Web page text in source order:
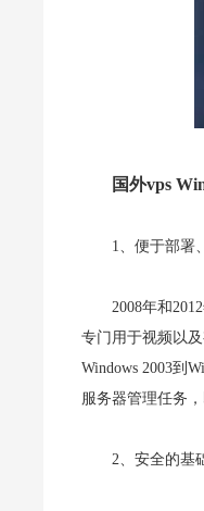
国外vps
1、便于部署
2008年和
专门用于视频以
Windows 2003到
服务器管理任务
2、安全的基